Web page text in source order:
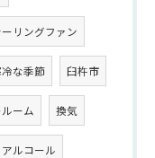
ーリングファン
冷な季節 臼杵市
ーム 換気
アルコール